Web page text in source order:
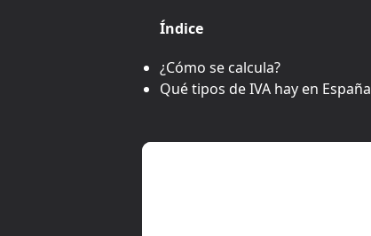
Índice
¿Cómo se calcula?
Qué tipos de IVA hay en España